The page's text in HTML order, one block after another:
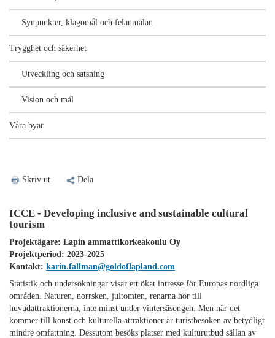
Synpunkter, klagomål och felanmälan
Trygghet och säkerhet
Utveckling och satsning
Vision och mål
Våra byar
Skriv ut Dela
ICCE - Developing inclusive and sustainable cultural
tourism
Projektägare: Lapin ammattikorkeakoulu Oy
Projektperiod : 2023-2025
Kontakt: karin.fallman@goldoflapland.com
Statistik och undersökningar visar ett ökat intresse för Europas nordliga
områden. Naturen, norrsken, jultomten, renarna hör till
huvudattraktionerna, inte minst under vintersäsongen. Men när det
kommer till konst och kulturella attraktioner är turistbesöken av betydligt
mindre omfattning. Dessutom besöks platser med kulturutbud sällan av